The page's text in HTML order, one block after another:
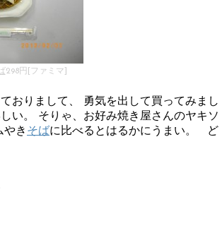
298円[ファミマ]
おりまして、 勇気を出して買ってみまし
。 そりゃ、お好み焼き屋さんのヤキソ
やき そばに比べるとはるかにうまい。 ど